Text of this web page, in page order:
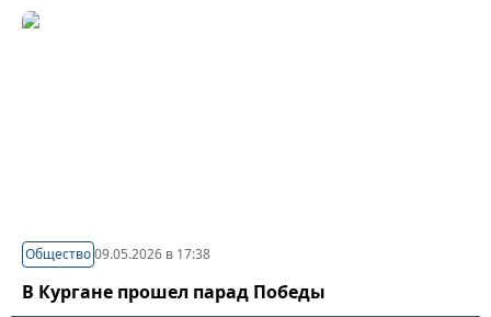
Общество09.05.2026 в 17:38
В Кургане прошел парад Победы